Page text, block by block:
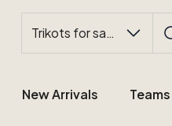
Trikots for sale
New Arrivals Teams